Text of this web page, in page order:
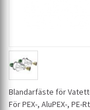
Blandarfäste för
För PEX-, AluPEX-, PE-